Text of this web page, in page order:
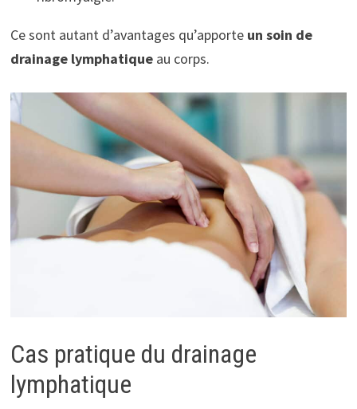
Ce sont autant d’avantages qu’apporte un soin de
drainage lymphatiqueau corps.
Cas pratique du drainage
lymphatique